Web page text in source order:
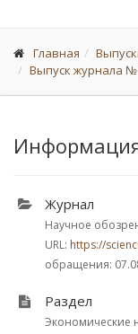
Главная
Выпуск журнала №
Журнал
Научное
URL: https://
обращения:
Раздел
Экономические